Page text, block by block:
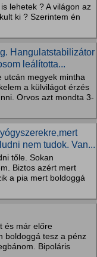
lehetek ? A világon az
ki ? Szerintem én
Hangulatstabilizátor
leálította...
utcán megyek mintha
a külvilágot érzés
Orvos azt mondta 3-
nem tudok. Van...
tőle. Sokan
Biztos azért mert
a pia mert boldoggá
és már előre
boldoggá tesz a pénz
Bipoláris